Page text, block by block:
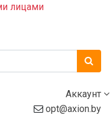
лицами
Аккаунт
opt@axion.by